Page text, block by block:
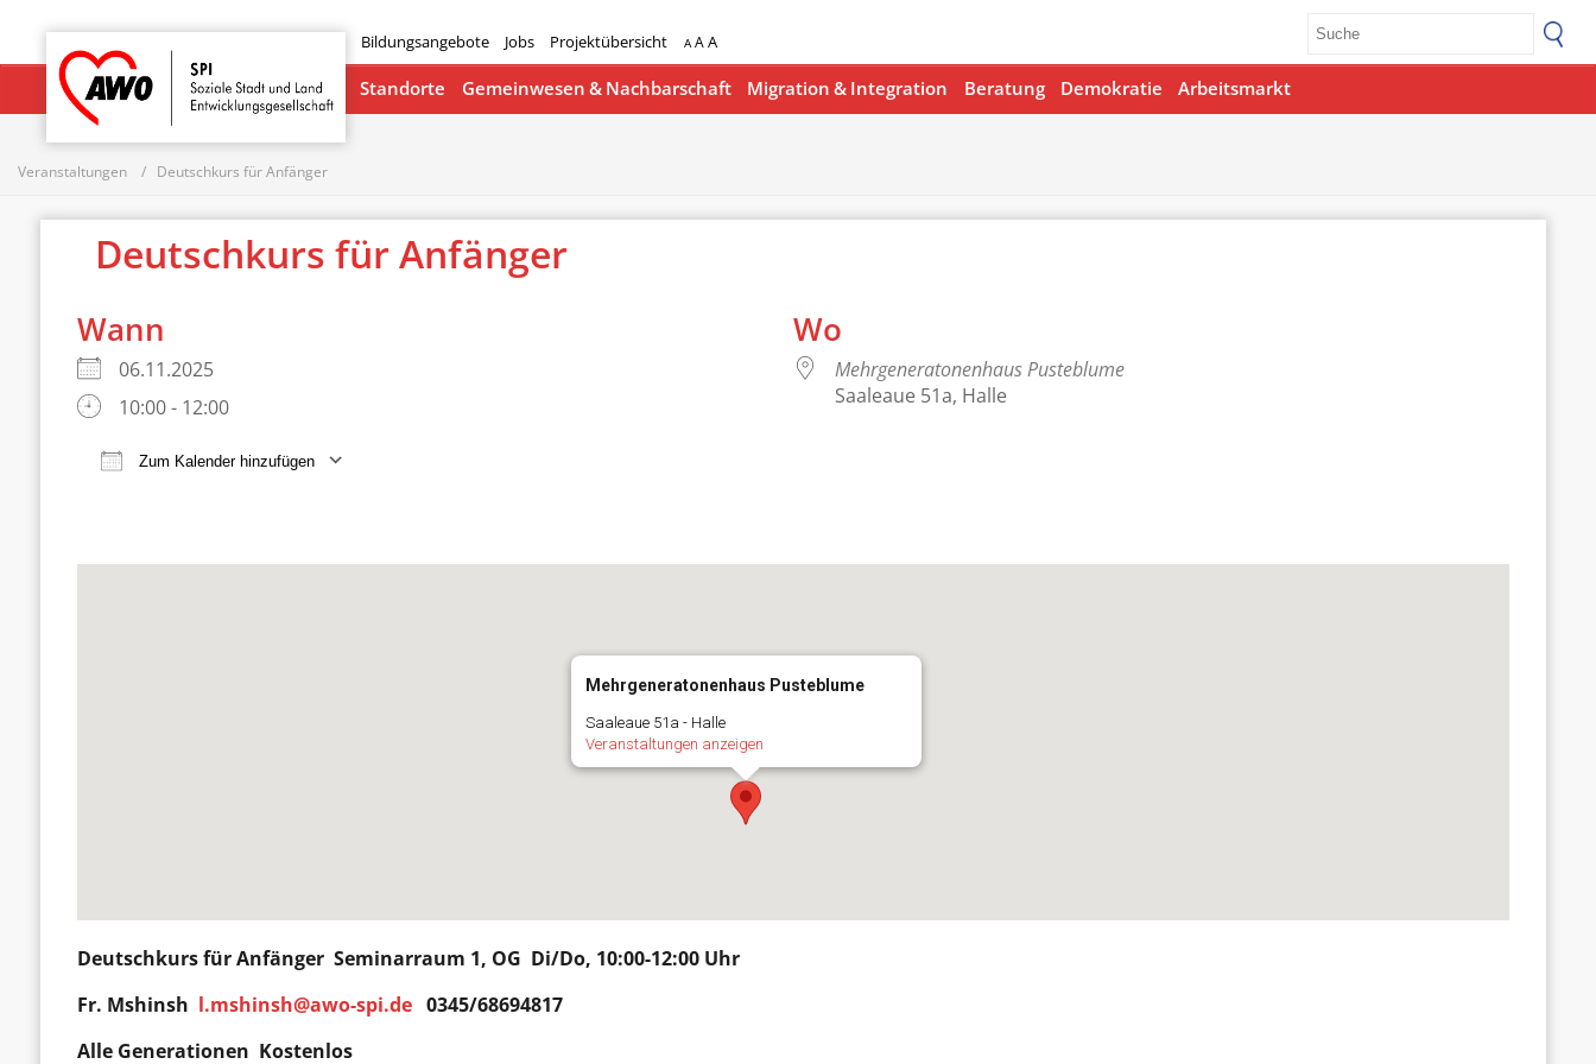
Bildungsangebote Jobs Projektübersicht A AA
Startseite
Standorte Gemeinwesen & Nachbarschaft Migration & Integration Beratung Demokratie Arbeitsmarkt
Veranstaltungen Deutschkurs für Anfänger
Deutschkurs für Anfänger
Wann
06.11.2025
10:00 - 12:00
Zum Kalender hinzufügen
Wo
Mehrgeneratonenhaus Pusteblume
Saaleaue 51a, Halle
Mehrgeneratonenhaus Pusteblume
Saaleaue 51a - Halle
Veranstaltungen anzeigen
Deutschkurs fürAnfänger Seminarraum 1, OG Di/Do, 10:00-12:00 Uhr
Fr. Mshinsh l.mshinsh@awo-spi.de 0345/68694817
Alle Generationen Kostenlos